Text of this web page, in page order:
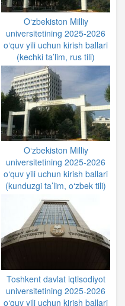
O‘zbekiston Milliy
universitetining 2025-2026
o‘quv yili uchun kirish ballari
(kechki ta’lim, rus tili)
O‘zbekiston Milliy
universitetining 2025-2026
o‘quv yili uchun kirish ballari
(kunduzgi ta’lim, o‘zbek tili)
Toshkent davlat iqtisodiyot
universitetining 2025-2026
o‘quv yili uchun kirish ballari